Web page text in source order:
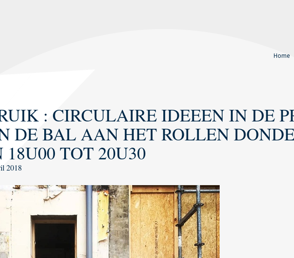
Home
: CIRCULAIRE IDEEEN IN DE
DE BAL AAN HET ROLLEN
18U00 TOT 20U30
2018